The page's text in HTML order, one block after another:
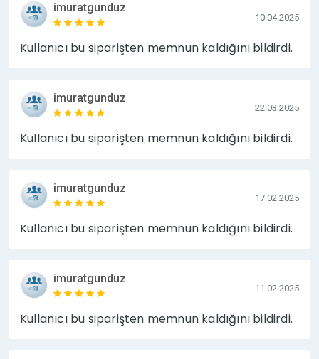
imuratgunduz
10.04.2025
Kullanıcı bu siparişten memnun kaldığını bildirdi.
imuratgunduz
22.03.2025
Kullanıcı bu siparişten memnun kaldığını bildirdi.
imuratgunduz
17.02.2025
Kullanıcı bu siparişten memnun kaldığını bildirdi.
imuratgunduz
11.02.2025
Kullanıcı bu siparişten memnun kaldığını bildirdi.